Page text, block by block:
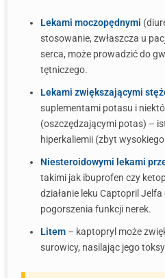
Lekami moczopędnymi
stosowanie, zwłaszcza u
serca, może prowadzić do
tętniczego.
Lekami zwiększającymi
suplementami potasu i
(oszczędzającymi potas) –
hiperkaliemii (zbyt
Niesteroidowymi lekami
takimi jak ibuprofen czy
działanie leku Captopril
pogorszenia funkcji nerek.
Litem – kaptopryl może
surowicy, nasilając jego